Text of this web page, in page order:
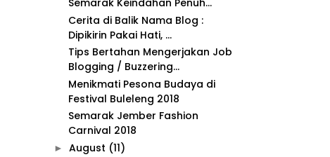
Semarak Keindahan Penuh...
Cerita di Balik Nama Blog :
Dipikirin Pakai Hati, ...
Tips Bertahan Mengerjakan Job
Blogging / Buzzering...
Menikmati Pesona Budaya di
Festival Buleleng 2018
Semarak Jember Fashion
Carnival 2018
► August (11)